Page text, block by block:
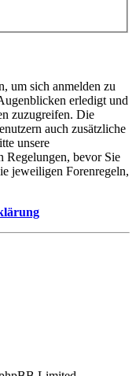
um sich anmelden zu
erledigt und
zuzugreifen. Die
auch zusätzliche
unsere
Regelungen, bevor Sie
jeweiligen Forenregeln,